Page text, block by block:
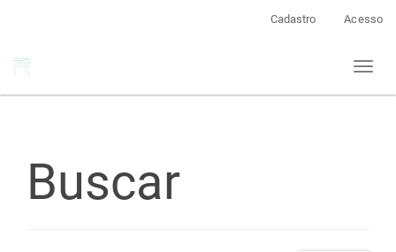
Cadastro Acesso
Toggle
Buscar